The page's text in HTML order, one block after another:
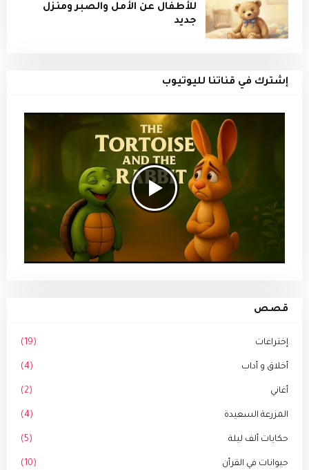
للأطفال عن الأمل والصبر ومنزل
جديد
إشترك في قناتنا لليوتيوب
قصص
إختراعات (19)
أخلاق و أداب (4)
أغاني (2)
المزرعة السعيدة (4)
حكايات ألف ليلة (5)
حيوانات في القرأن (10)